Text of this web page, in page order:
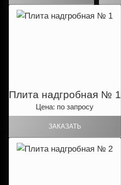
Плита надгробная № 1
Цена: по запросу